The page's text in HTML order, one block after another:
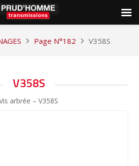
Page N°182 V358S
V358S
arbrée – V358S